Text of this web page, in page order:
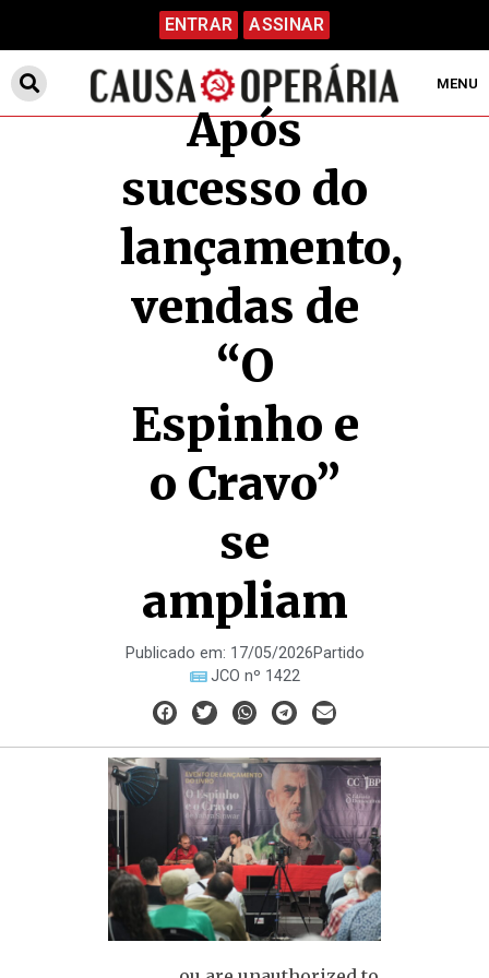
ENTRAR ASSINAR
MENU
Após
sucesso do
lançamento,
vendas de
“O
Espinho e
o Cravo”
se
ampliam
Publicado em: 17/05/2026Partido
JCO nº 1422